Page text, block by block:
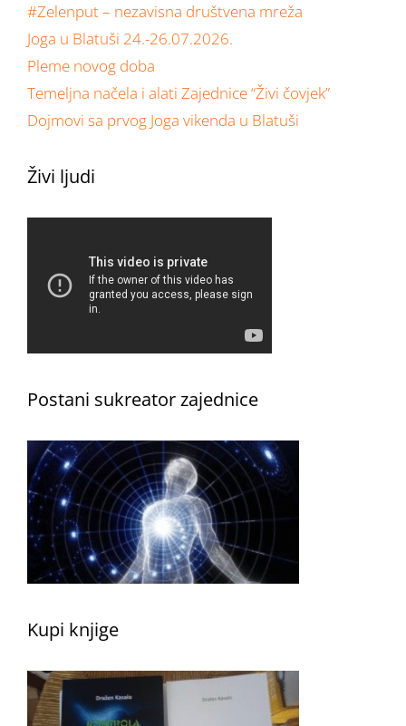
#Zelenput – nezavisna društvena mreža
Joga u Blatuši 24.-26.07.2026.
Pleme novog doba
Temeljna načela i alati Zajednice “Živi čovjek”
Dojmovi sa prvog Joga vikenda u Blatuši
Živi ljudi
Postani sukreator zajednice
Kupi knjige